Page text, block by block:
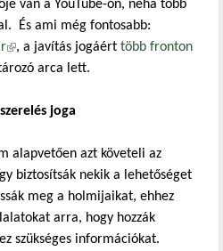
van a YouTube-on, néha több
És ami még fontosabb:
(külső hivatkozás)
, a javítás jogáért több fronton
arca lett.
joga
alapvetően azt követeli az
biztosítsák nekik a lehetőséget
meg a holmijaikat, ehhez
arra, hogy hozzák
szükséges információkat.